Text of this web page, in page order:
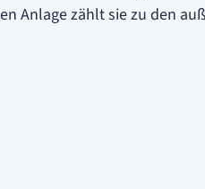
Anlage zählt sie zu den